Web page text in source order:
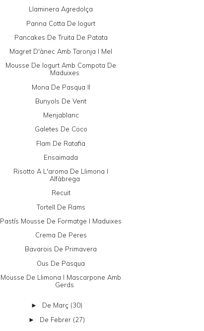
Llaminera Agredolça
Panna Cotta De Iogurt
Pancakes De Truita De Patata
Magret D'ànec Amb Taronja I Mel
Mousse De Iogurt Amb Compota De
Maduixes
Mona De Pasqua II
Bunyols De Vent
Menjablanc
Galetes De Coco
Flam De Ratafia
Ensaïmada
Risotto A L'aroma De Llimona I
Alfàbrega
Recuit
Tortell De Rams
Pastís Mousse De Formatge I Maduixes
Crema De Peres
Bavarois De Primavera
Ous De Pasqua
Mousse De Llimona I Mascarpone Amb
Gerds
► De Març (30)
► De Febrer (27)